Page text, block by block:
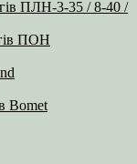
ПЛН-3-35 / 8-40 /
ПОН
Bomet